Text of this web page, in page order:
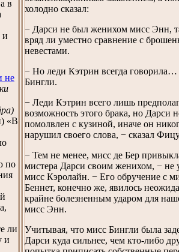
в
и
не
«В
по
ли
и
холодно сказал:
− Дарси не был женихом мисс Энн,
вряд ли уместно сравнение с
невестами.
− Но леди Кэтрин всегда говорила…
Бингли.
− Леди Кэтрин всего лишь
возможность этого брака, но Дарси
помолвлен с кузиной, иначе он
нарушил своего слова, − сказал
− Тем не менее, мисс де Бер
мистера Дарси своим женихом, − не
мисс Кэролайн. − Его обручение с
Беннет, конечно же, явилось
крайне болезненным ударом для
мисс Энн.
Учитывая, что мисс Бингли была
Дарси куда сильнее, чем кто-либо